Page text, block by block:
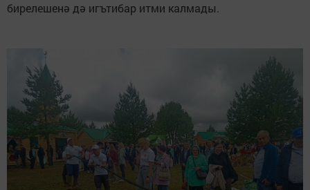
бирелешенә дә игътибар итми калмады.